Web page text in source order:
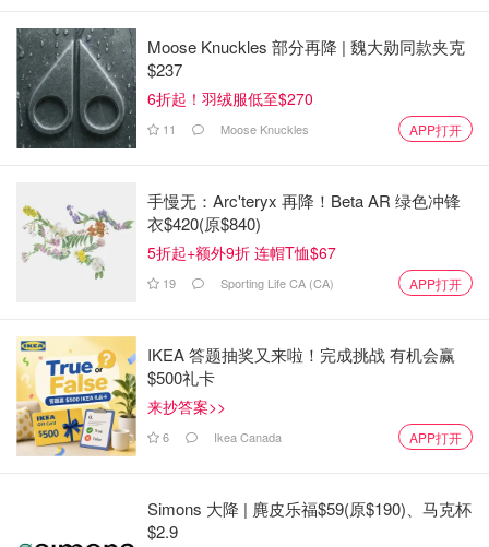
Moose Knuckles 部分再降 | 魏大勋同款夹克
$237
6折起！羽绒服低至$270
11 Moose Knuckles APP打开
手慢无：Arc'teryx 再降！Beta AR 绿色冲锋
衣$420(原$840)
5折起+额外9折 连帽T恤$67
19 Sporting Life CA (CA) APP打开
IKEA 答题抽奖又来啦！完成挑战 有机会赢
$500礼卡
来抄答案>>
6 Ikea Canada APP打开
Simons 大降 | 麂皮乐福$59(原$190)、马克杯
$2.9